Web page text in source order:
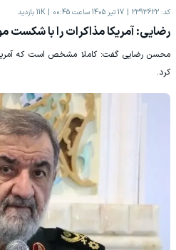
کد: 2393622 17 تیر 1405 ساعت 00:45 11K بازدید
رضایی: آمریکا مذاکرات را با شکست
محسن رضایی گفت: کاملا مشخص است که
کرد.